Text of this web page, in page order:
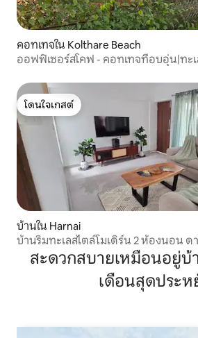
คอทเทจใน Kolthare Beach
ออฟฟิเซอร์สโคฟ - คอทเทจที่อบอุ่น|ทะ
โดนใจเกสต์
โดนใจเกสต์
บ้านใน Harnai
บ้านริมทะเลสไตล์โมเดิร์น 2 ห้องนอน ด
สะดวกสบายเหมือนอยู่บ้
เดือนสุดประห